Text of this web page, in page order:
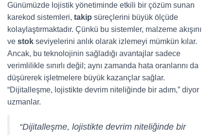
Günümüzde lojistik yönetiminde etkili bir çözüm sunan
karekod sistemleri, takip süreçlerini büyük ölçüde
kolaylaştırmaktadır. Çünkü bu sistemler, malzeme akışını
ve stok seviyelerini anlık olarak izlemeyi mümkün kılar.
Ancak, bu teknolojinin sağladığı avantajlar sadece
verimlilikle sınırlı değil; aynı zamanda hata oranlarını da
düşürerek işletmelere büyük kazançlar sağlar.
“Dijitalleşme, lojistikte devrim niteliğinde bir adım,” diyor
uzmanlar.
“Dijitalleşme, lojistikte devrim niteliğinde bir